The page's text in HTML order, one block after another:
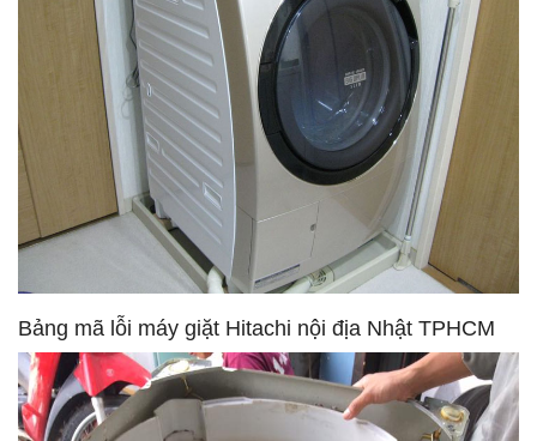
Bảng mã lỗi máy giặt Hitachi nội địa Nhật TPHCM